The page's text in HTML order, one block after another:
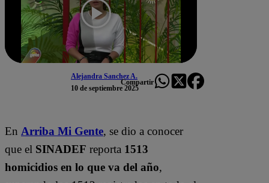
Alejandra Sanchez A.
10 de septiembre 2025
Compartir
En Arriba Mi Gente, se dio a conocer
que el SINADEF reporta 1513
homicidios en lo que va del año,